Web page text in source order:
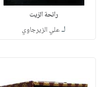
رائحة الزيت
لـعلي الزيرجاوي